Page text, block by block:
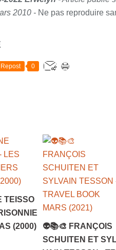
2010 - Ne pas reproduire
Repost 0
TEISSO
(2000)
👽📚🎨 FRANÇOIS
SCHUITEN ET